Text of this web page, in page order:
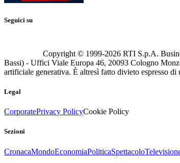
Seguici su
Copyright © 1999-2026 RTI S.p.A.
Bassi) - Uffici Viale Europa 46, 20093 Cologno
artificiale generativa. È altresì fatto divieto espresso
Legal
CorporatePrivacy PolicyCookie Policy
Sezioni
CronacaMondoEconomiaPoliticaSpettacolo